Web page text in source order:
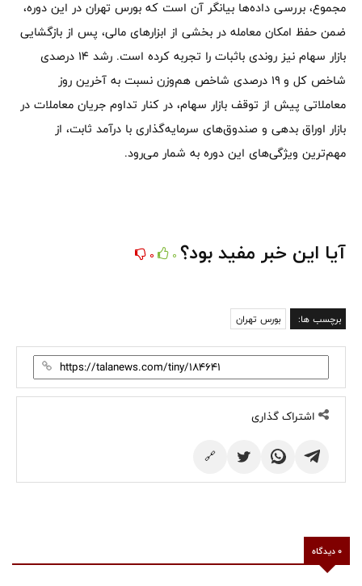
مجموع، بررسی داده‌ها بیانگر آن است که بورس تهران در این دوره،
ضمن حفظ امکان معامله در بخشی از ابزارهای مالی، پس از بازگشایی
بازار سهام نیز روندی باثبات را تجربه کرده است. رشد ۱۴ درصدی
شاخص کل و ۱۹ درصدی شاخص هم‌وزن نسبت به آخرین روز
معاملاتی پیش از توقف بازار سهام، در کنار تداوم جریان معاملات در
بازار اوراق بدهی و صندوق‌های سرمایه‌گذاری با درآمد ثابت، از
مهم‌ترین ویژگی‌های این دوره به شمار می‌رود.
آیا این خبر مفید بود؟ 0
0
برچسب ها: بورس تهران
اشتراک گذاری
🔗
0 دیدگاه